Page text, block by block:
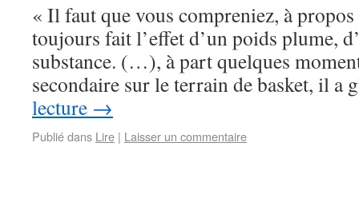
« Il faut que vous compreniez, à
toujours fait l’effet d’un poids plume,
substance. (…), à part quelques
secondaire sur le terrain de basket, il
lecture →
Publié dans Lire | Laisser un commentaire